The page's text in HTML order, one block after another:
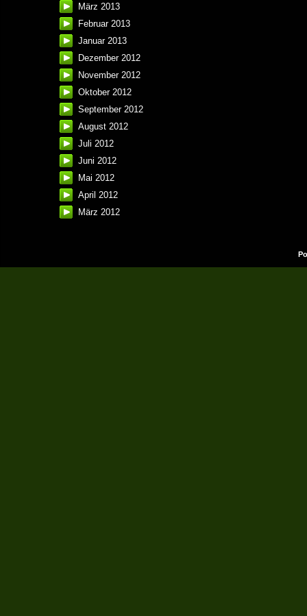
März 2013
Februar 2013
Januar 2013
Dezember 2012
November 2012
Oktober 2012
September 2012
August 2012
Juli 2012
Juni 2012
Mai 2012
April 2012
März 2012